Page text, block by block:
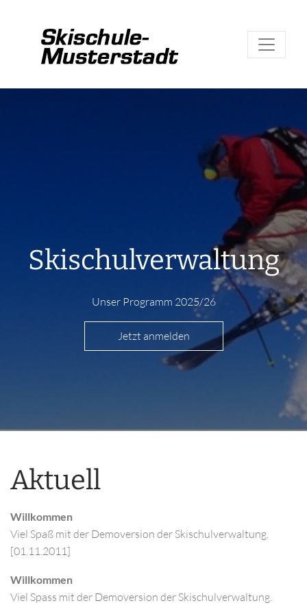
Skischulverwaltung
Unser Programm 2025/26
Jetzt anmelden
Aktuell
Willkommen
Viel Spaß mit der Demoversion der Skischulverwaltung.
[01.11.2011]
Willkommen
Viel Spass mit der Demoversion der Skischulverwaltung.